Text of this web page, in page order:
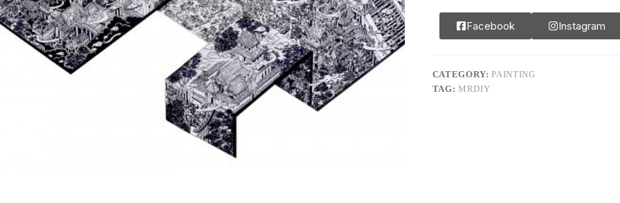
Facebook Instagram
CATEGORY:PAINTING
TAG:MRDIY